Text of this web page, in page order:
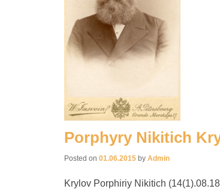
Porphyry Nikitich
Posted on 01.06.2015 by Admin
Krylov Porphiriy Nikitich